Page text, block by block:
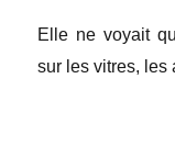
Elle ne voyait
sur les vitres, les